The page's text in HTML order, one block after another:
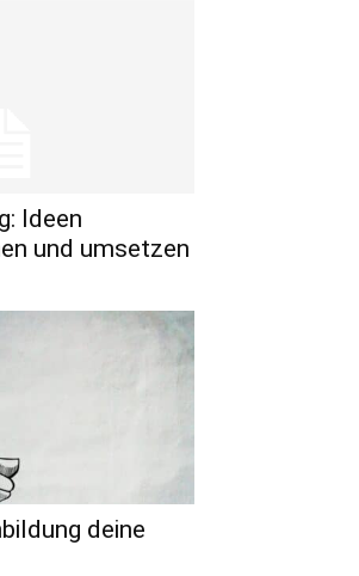
Ideen
und umsetzen
deine